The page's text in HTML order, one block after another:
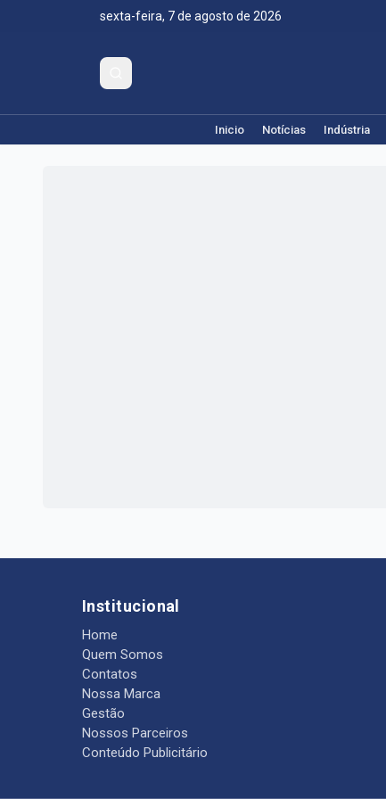
sexta-feira, 7 de agosto de 2026
Inicio Notícias Indústria
Institucional
Home
Quem Somos
Contatos
Nossa Marca
Gestão
Nossos Parceiros
Conteúdo Publicitário